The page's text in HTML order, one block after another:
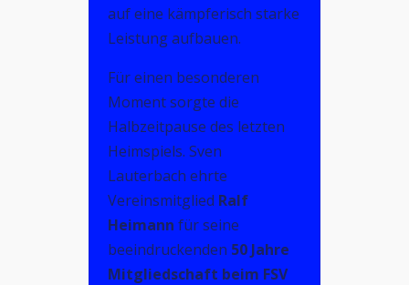
auf eine kämpferisch starke
Leistung aufbauen.
Für einen besonderen
Moment sorgte die
Halbzeitpause des letzten
Heimspiels. Sven
Lauterbach ehrte
Vereinsmitglied Ralf
Heimann für seine
beeindruckenden 50 Jahre
Mitgliedschaft beim FSV